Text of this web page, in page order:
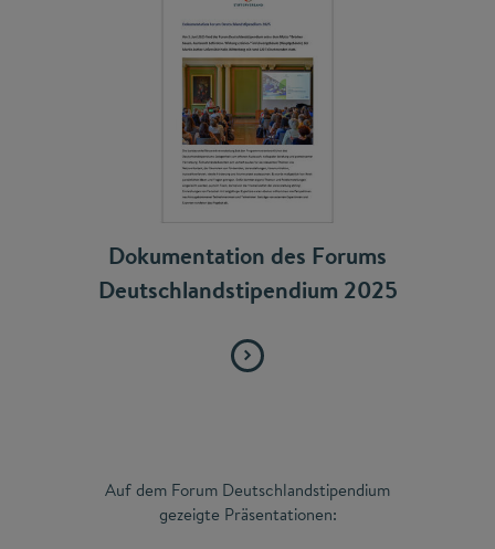
Dokumentation des Forums
Deutschlandstipendium 2025
Auf dem Forum Deutschlandstipendium
gezeigte Präsentationen: